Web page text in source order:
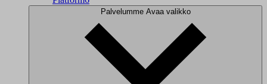
Palvelumme Avaa valikko